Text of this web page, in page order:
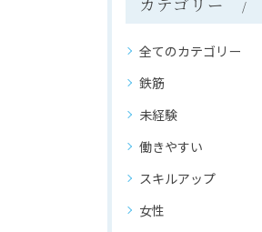
全てのカテゴリー
鉄筋
未経験
働きやすい
スキルアップ
女性